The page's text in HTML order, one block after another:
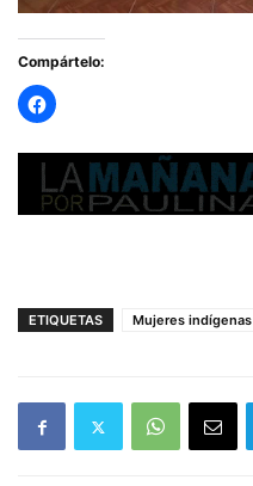
Compártelo:
ETIQUETAS Mujeres indígenas